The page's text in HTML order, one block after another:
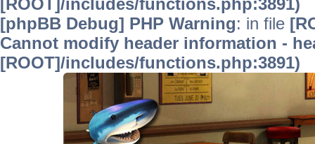
[ROOT]/includes/functions.php:3891)
[phpBB Debug] PHP Warning: in file
Cannot modify header information -
[ROOT]/includes/functions.php:3891)